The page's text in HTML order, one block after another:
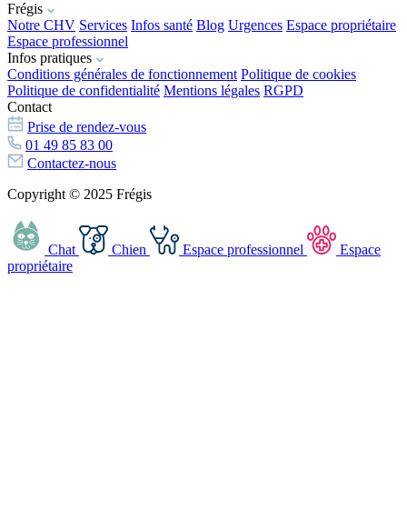
Frégis
Notre CHV Services Infos santé Blog Urgences Espace propriétaire
Espace professionnel
Infos pratiques
Conditions générales de fonctionnement Politique de cookies
Politique de confidentialité Mentions légales RGPD
Contact
Prise de rendez-vous
01 49 85 83 00
Contactez-nous
Copyright © 2025 Frégis
Chat Chien Espace professionnel
Espace
propriétaire